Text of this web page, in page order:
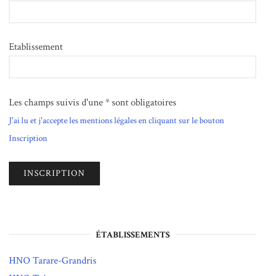
Etablissement
Les champs suivis d'une * sont obligatoires
J'ai lu et j'accepte les mentions légales en cliquant sur le bouton
Inscription
ÉTABLISSEMENTS
HNO Tarare-Grandris